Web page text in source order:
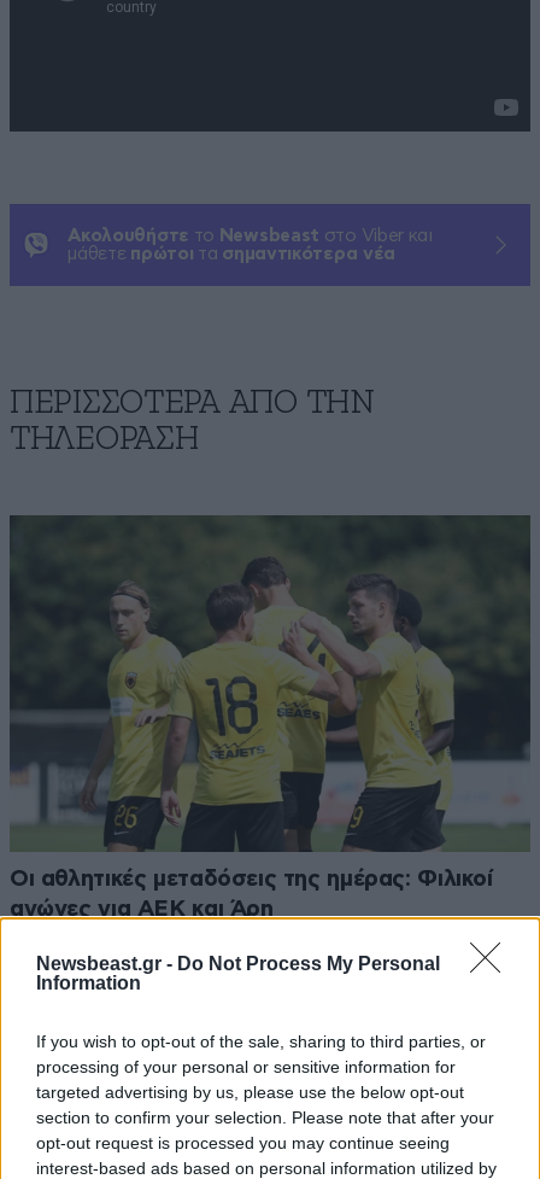
Newsbeast.gr - Do Not Process My Personal
Information
If you wish to opt-out of the sale, sharing to third parties, or
processing of your personal or sensitive information for
targeted advertising by us, please use the below opt-out
section to confirm your selection. Please note that after your
opt-out request is processed you may continue seeing
interest-based ads based on personal information utilized by
Ακολουθήστε το Newsbeast στο Viber και
μάθετε πρώτοι τα σημαντικότερα νέα
ΠΕΡΙΣΣΟΤΕΡΑ ΑΠΟ ΤΗΝ
ΤΗΛΕΟΡΑΣΗ
Οι αθλητικές μεταδόσεις της ημέρας: Φιλικοί
αγώνες για ΑΕΚ και Άρη